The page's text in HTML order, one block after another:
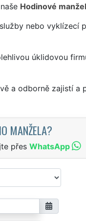
Hodinové
nebo vyklízecí
úklidovou
a odborně zajistí a
MANŽELA?
přes WhatsApp